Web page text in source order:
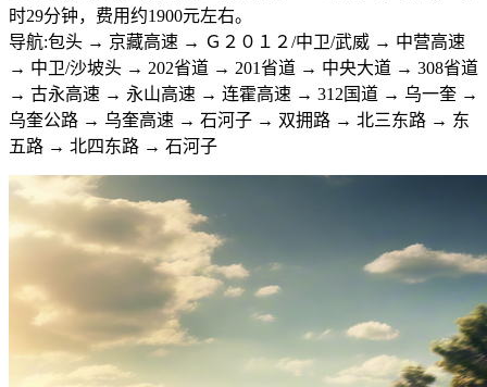
时29分钟，费用约1900元左右。
导航:包头 → 京藏高速 → Ｇ２０１２/中卫/武威 → 中营高速
→ 中卫/沙坡头 → 202省道 → 201省道 → 中央大道 → 308省道
→ 古永高速 → 永山高速 → 连霍高速 → 312国道 → 乌一奎 →
乌奎公路 → 乌奎高速 → 石河子 → 双拥路 → 北三东路 → 东
五路 → 北四东路 → 石河子